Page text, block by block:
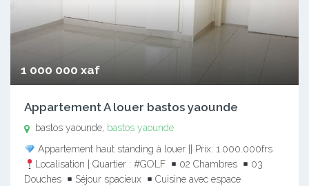
1 000 000 xaf
Appartement A louer bastos yaounde
bastos yaounde, bastos yaounde
Appartement haut standing à louer || Prix: 1.000.000frs
Localisation | Quartier : #GOLF
02 Chambres
03
Douches
Séjour spacieux
Cuisine avec espace